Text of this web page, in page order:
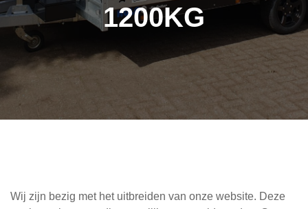
1200KG
Wij zijn bezig met het uitbreiden van onze website. Deze